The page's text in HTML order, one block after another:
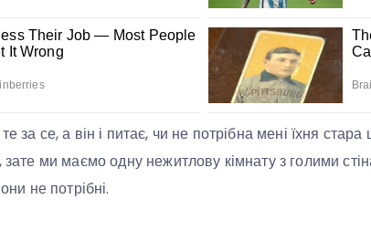
за се, а він і питає, чи не потрібна мені їхня
ми маємо одну нежитлову кімнату з голими
не потрібні.